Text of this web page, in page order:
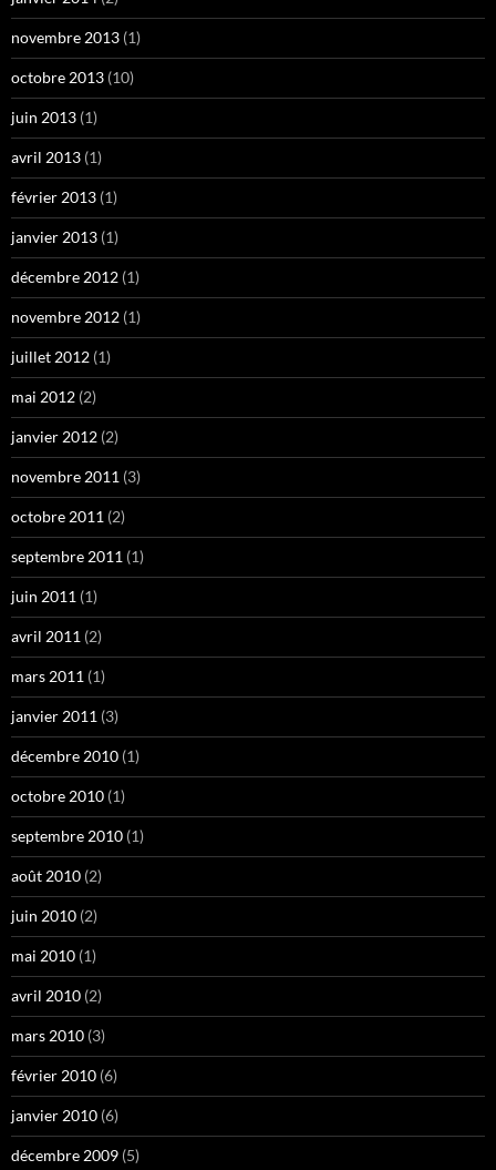
novembre 2013 (1)
octobre 2013 (10)
juin 2013 (1)
avril 2013 (1)
février 2013 (1)
janvier 2013 (1)
décembre 2012 (1)
novembre 2012 (1)
juillet 2012 (1)
mai 2012 (2)
janvier 2012 (2)
novembre 2011 (3)
octobre 2011 (2)
septembre 2011 (1)
juin 2011 (1)
avril 2011 (2)
mars 2011 (1)
janvier 2011 (3)
décembre 2010 (1)
octobre 2010 (1)
septembre 2010 (1)
août 2010 (2)
juin 2010 (2)
mai 2010 (1)
avril 2010 (2)
mars 2010 (3)
février 2010 (6)
janvier 2010 (6)
décembre 2009 (5)